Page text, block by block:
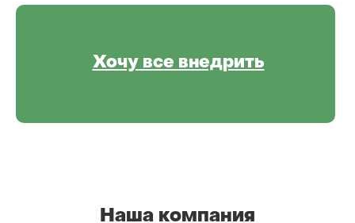
Хочу все внедрить
Наша компания